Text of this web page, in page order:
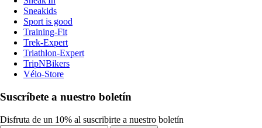
Sneakids
Sport is good
Training-Fit
Trek-Expert
Triathlon-Expert
TripNBikers
Vélo-Store
Suscríbete a nuestro boletín
Disfruta de un 10% al suscribirte a nuestro boletín